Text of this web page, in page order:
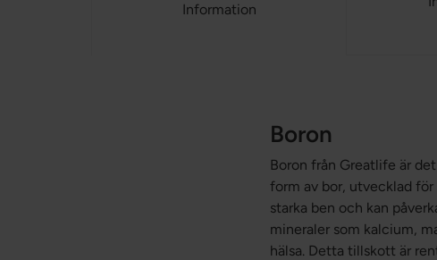
Information
Boron
Boron från Greatlife är
form av bor, utvecklad
starka ben och kan
mineraler som kalcium,
hälsa. Detta tillskott är